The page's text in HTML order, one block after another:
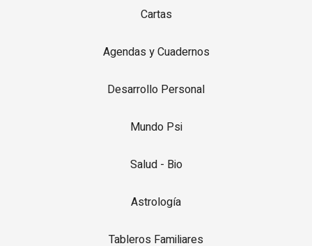
Cartas
Agendas y Cuadernos
Desarrollo Personal
Mundo Psi
Salud - Bio
Astrología
Tableros Familiares